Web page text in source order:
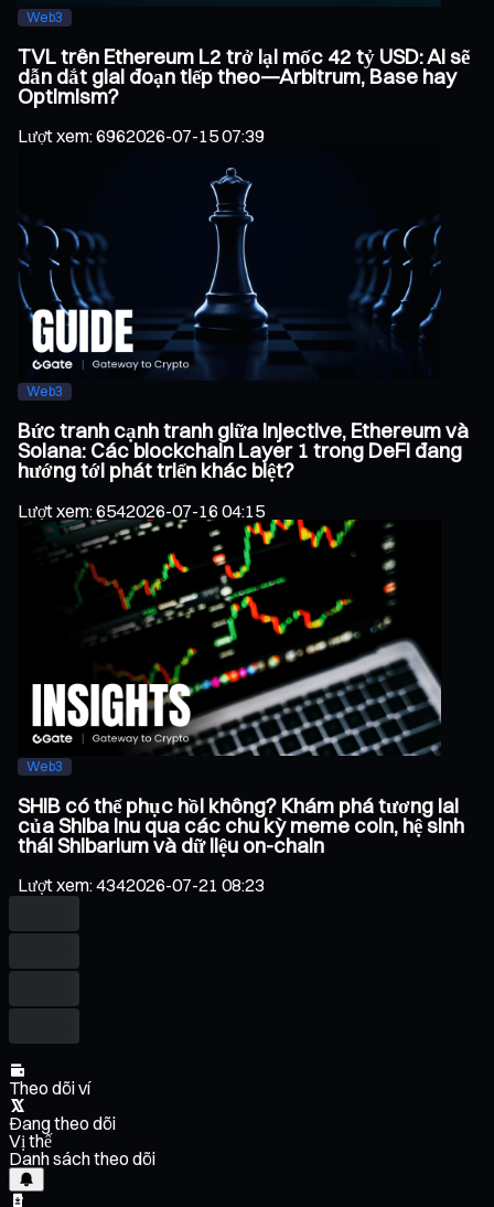
Web3
TVL trên Ethereum L2 trở lại mốc 42 tỷ USD: Ai sẽ
dẫn dắt giai đoạn tiếp theo—Arbitrum, Base hay
Optimism?
Lượt xem:6962026-07-15 07:39
Web3
Bức tranh cạnh tranh giữa Injective, Ethereum và
Solana: Các blockchain Layer 1 trong DeFi đang
hướng tới phát triển khác biệt?
Lượt xem:6542026-07-16 04:15
Web3
SHIB có thể phục hồi không? Khám phá tương lai
của Shiba Inu qua các chu kỳ meme coin, hệ sinh
thái Shibarium và dữ liệu on-chain
Lượt xem:4342026-07-21 08:23
Theo dõi ví
Đang theo dõi
Vị thế
Danh sách theo dõi